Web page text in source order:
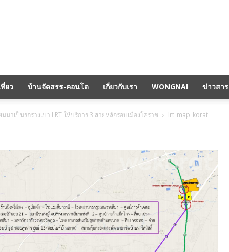
ยว บ้านจัดสรร-คอนโด เกี่ยวกับเรา WONGNAI ข่าวสาร
าเป็นรถรางเบา LRT ให้บริการ 3 สายหลักรอบเมืองโคราช lrt_map_korat